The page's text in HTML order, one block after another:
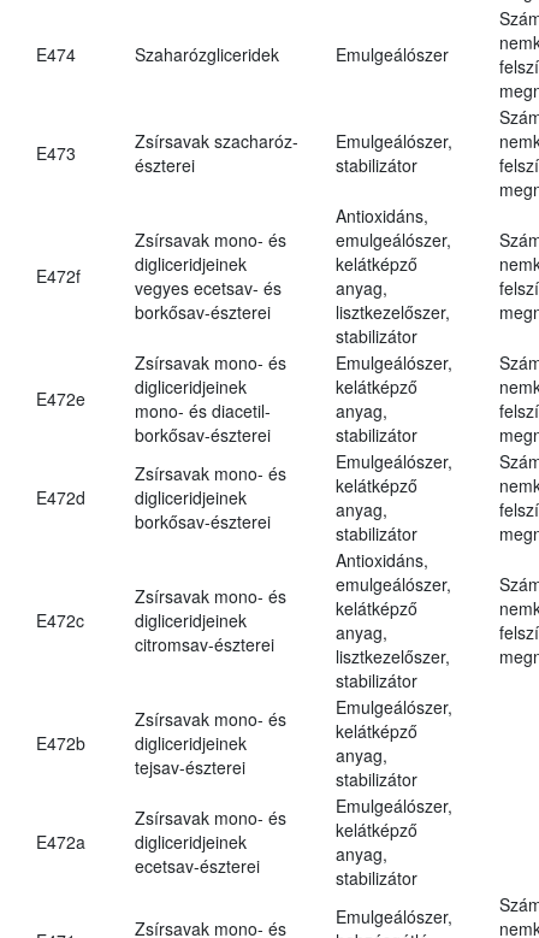
E474 Szaharózgliceridek Emulgeálószer
E473
Zsírsavak szacharóz-
észterei
Emulgeálószer,
stabilizátor
E472f
Zsírsavak mono- és
digliceridjeinek
vegyes ecetsav- és
borkősav-észterei
Antioxidáns,
emulgeálószer,
kelátképző
anyag,
lisztkezelőszer,
stabilizátor
E472e
Zsírsavak mono- és
digliceridjeinek
mono- és diacetil-
borkősav-észterei
Emulgeálószer,
kelátképző
anyag,
stabilizátor
E472d
Zsírsavak mono- és
digliceridjeinek
borkősav-észterei
Emulgeálószer,
kelátképző
anyag,
stabilizátor
E472c
Zsírsavak mono- és
digliceridjeinek
citromsav-észterei
Antioxidáns,
emulgeálószer,
kelátképző
anyag,
lisztkezelőszer,
stabilizátor
E472b
Zsírsavak mono- és
digliceridjeinek
tejsav-észterei
Emulgeálószer,
kelátképző
anyag,
stabilizátor
E472a
Zsírsavak mono- és
digliceridjeinek
ecetsav-észterei
Emulgeálószer,
kelátképző
anyag,
stabilizátor
Zsírsavak mono- és
Emulgeálószer,